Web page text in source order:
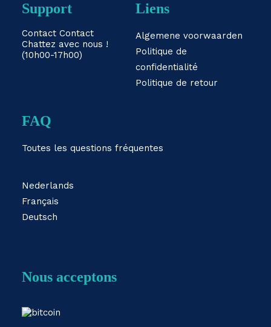
Support
Contact Contact
Chattez avec nous !
(10h00-17h00)
Liens
Algemene voorwaarden
Politique de
confidentialité
Politique de retour
FAQ
Toutes les questions fréquentes
Nederlands
Français
Deutsch
Nous acceptons